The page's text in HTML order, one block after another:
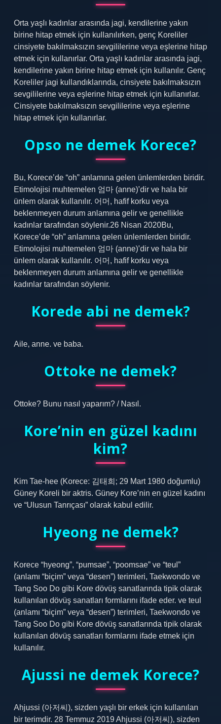
Orta yaşlı kadınlar arasında jagi, kendilerine yakın
birine hitap etmek için kullanılırken, genç Koreliler
cinsiyete bakılmaksızın sevgililerine veya eşlerine hitap
etmek için kullanırlar. Orta yaşlı kadınlar arasında jagi,
kendilerine yakın birine hitap etmek için kullanılır. Genç
Koreliler jagi kullandıklarında, cinsiyete bakılmaksızın
sevgililerine veya eşlerine hitap etmek için kullanırlar.
Cinsiyete bakılmaksızın sevgililerine veya eşlerine
hitap etmek için kullanırlar.
Opso ne demek Korece?
Bu, Korece’de “oh” anlamına gelen ünlemlerden biridir.
Etimolojisi muhtemelen 엄마 (anne)’dir ve hala bir
ünlem olarak kullanılır. 어머, hafif korku veya
beklenmeyen durum anlamına gelir ve genellikle
kadınlar tarafından söylenir.26 Nisan 2020Bu,
Korece’de “oh” anlamına gelen ünlemlerden biridir.
Etimolojisi muhtemelen 엄마 (anne)’dir ve hala bir
ünlem olarak kullanılır. 어머, hafif korku veya
beklenmeyen durum anlamına gelir ve genellikle
kadınlar tarafından söylenir.
Korede abi ne demek?
Aile, anne. ve baba.
Ottoke ne demek?
Ottoke? Bunu nasıl yaparım? / Nasıl.
Kore’nin en güzel kadını
kim?
Kim Tae-hee (Korece: 김태희; 29 Mart 1980 doğumlu)
Güney Koreli bir aktris. Güney Kore’nin en güzel kadını
ve “Ulusun Tanrıçası” olarak kabul edilir.
Hyeong ne demek?
Korece “hyeong”, “pumsae”, “poomsae” ve “teul”
(anlamı “biçim” veya “desen”) terimleri, Taekwondo ve
Tang Soo Do gibi Kore dövüş sanatlarında tipik olarak
kullanılan dövüş sanatları formlarını ifade eder. ve teul
(anlamı “biçim” veya “desen”) terimleri, Taekwondo ve
Tang Soo Do gibi Kore dövüş sanatlarında tipik olarak
kullanılan dövüş sanatları formlarını ifade etmek için
kullanılır.
Ajussi ne demek Korece?
Ahjussi (아저씨), sizden yaşlı bir erkek için kullanılan
bir terimdir. 28 Temmuz 2019 Ahjussi (아저씨), sizden